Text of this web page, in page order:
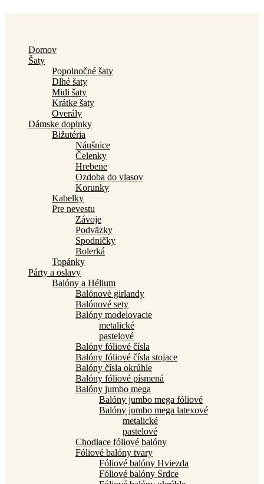
Domov
Šaty
Popolnočné šaty
Dlhé šaty
Midi šaty
Krátke šaty
Overály
Dámske doplnky
Bižutéria
Náušnice
Čelenky
Hrebene
Ozdoba do vlasov
Korunky
Kabelky
Pre nevestu
Závoje
Podväzky
Spodničky
Bolerká
Topánky
Párty a oslavy
Balóny a Hélium
Balónové girlandy
Balónové sety
Balóny modelovacie
metalické
pastelové
Balóny fóliové čísla
Balóny fóliové čísla stojace
Balóny čísla okrúhle
Balóny fóliové písmená
Balóny jumbo mega
Balóny jumbo mega fóliové
Balóny jumbo mega latexové
metalické
pastelové
Chodiace fóliové balóny
Fóliové balóny tvary
Fóliové balóny Hviezda
Fóliové balóny Srdce